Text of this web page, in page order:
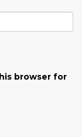
browser for